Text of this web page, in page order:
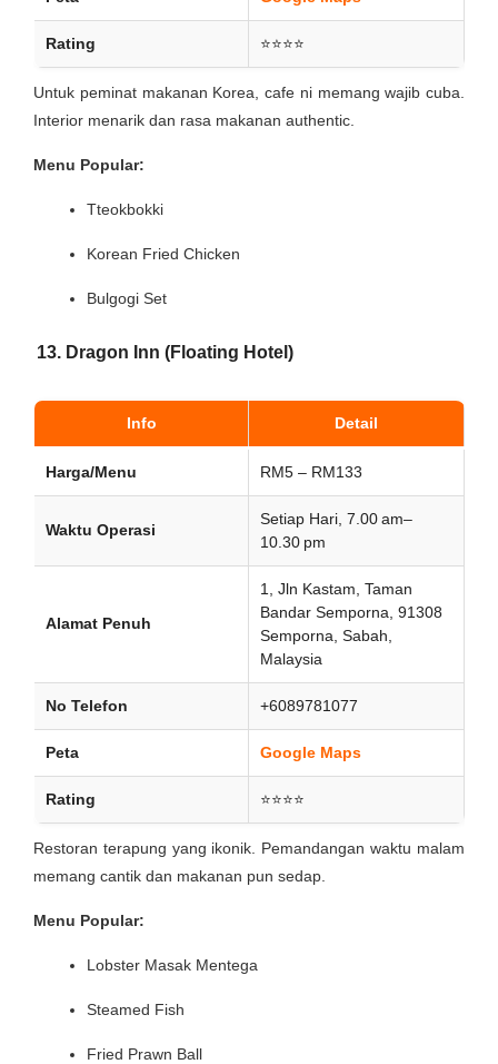
Rating ⭐⭐⭐⭐
Untuk peminat makanan Korea, cafe ni memang wajib cuba.
Interior menarik dan rasa makanan authentic.
Menu Popular:
Tteokbokki
Korean Fried Chicken
Bulgogi Set
13. Dragon Inn (Floating Hotel)
Info Detail
Harga/Menu RM5 – RM133
Waktu Operasi
Setiap Hari, 7.00 am–
10.30 pm
Alamat Penuh
1, Jln Kastam, Taman
Bandar Semporna, 91308
Semporna, Sabah,
Malaysia
No Telefon +6089781077
Peta Google Maps
Rating ⭐⭐⭐⭐
Restoran terapung yang ikonik. Pemandangan waktu malam
memang cantik dan makanan pun sedap.
Menu Popular:
Lobster Masak Mentega
Steamed Fish
Fried Prawn Ball